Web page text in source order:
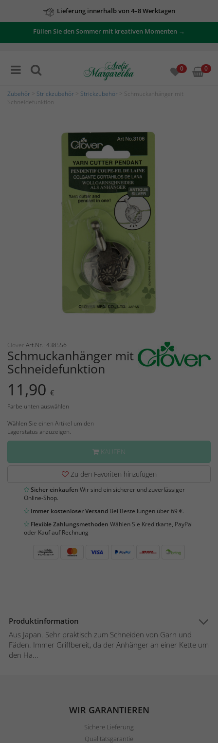
Lieferung innerhalb von 4–8 Werktagen
Füllen Sie den Sommer mit kreativen Momenten →
0 0
Zubehör Strickzubehör Strickzubehör > Schmuckanhänger mit
Schneidefunktion
Clover Art.Nr.: 438556
Schmuckanhänger mit
Schneidefunktion
11,90 €
Farbe unten auswählen
Wählen Sie einen Artikel um den
Lagerstatus anzuzeigen.
KAUFEN
Zu den Favoriten hinzufügen
Sicher einkaufen Wir sind ein sicherer und zuverlässiger
Online-Shop.
Immer kostenloser Versand Bei Bestellungen über 69 €.
Flexible Zahlungsmethoden Wählen Sie Kreditkarte, PayPal
oder Kauf auf Rechnung
Produktinformation
Aus Japan. Sehr praktisch zum Schneiden von Garn und
Fäden. Immer Griffbereit, da der Anhänger an einer Kette um
den Ha...
WIR GARANTIEREN
Sichere Lieferung
Qualitätsgarantie